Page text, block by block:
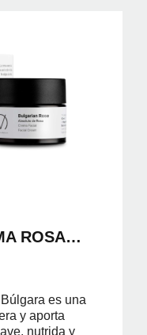
ROSA
es una
y aporta
nutrida y